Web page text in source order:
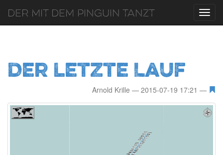
Der mit dem Pinguin tanzt
Der letzte Lauf
Arnold Krille 2015-07-19 17:21